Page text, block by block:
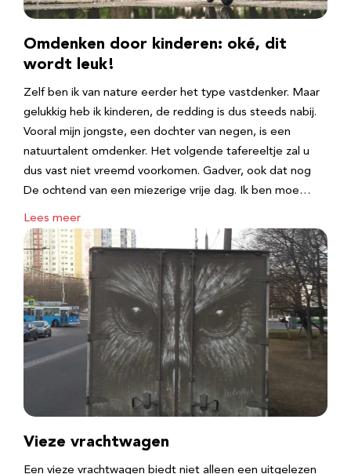
Omdenken door kinderen: oké, dit
wordt leuk!
Zelf ben ik van nature eerder het type vastdenker. Maar
gelukkig heb ik kinderen, de redding is dus steeds nabij.
Vooral mijn jongste, een dochter van negen, is een
natuurtalent omdenker. Het volgende tafereeltje zal u
dus vast niet vreemd voorkomen. Gadver, ook dat nog
De ochtend van een miezerige vrije dag. Ik ben moe…
Lees meer
Vieze vrachtwagen
Een vieze vrachtwagen biedt niet alleen een uitgelezen